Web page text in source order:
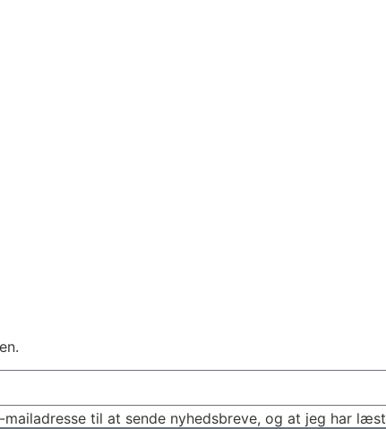
til at sende nyhedsbreve, og at jeg har læst